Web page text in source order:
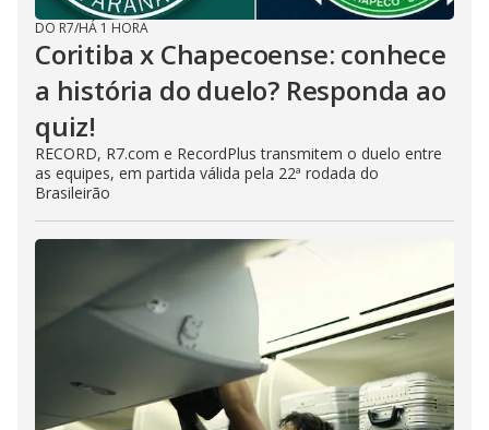
DO R7/HÁ 1 HORA
Coritiba x Chapecoense: conhece
a história do duelo? Responda ao
quiz!
RECORD, R7.com e RecordPlus transmitem o duelo entre
as equipes, em partida válida pela 22ª rodada do
Brasileirão